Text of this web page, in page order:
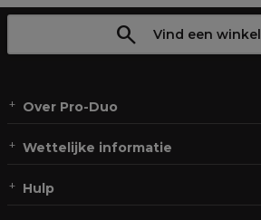
Vind een winkel
Over Pro-Duo
Wettelijke informatie
Hulp